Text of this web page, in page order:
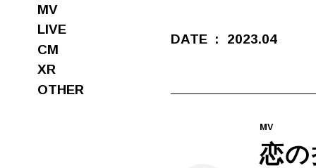
MV
LIVE
CM
XR
OTHER
DATE 2023.04
MV
恋